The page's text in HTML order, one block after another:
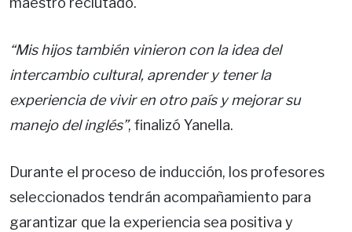
“Mis hijos también vinieron con la idea del
intercambio cultural, aprender y tener la
experiencia de vivir en otro país y mejorar su
manejo del inglés”, finalizó Yanella.
Durante el proceso de inducción, los profesores
seleccionados tendrán acompañamiento para
garantizar que la experiencia sea positiva y